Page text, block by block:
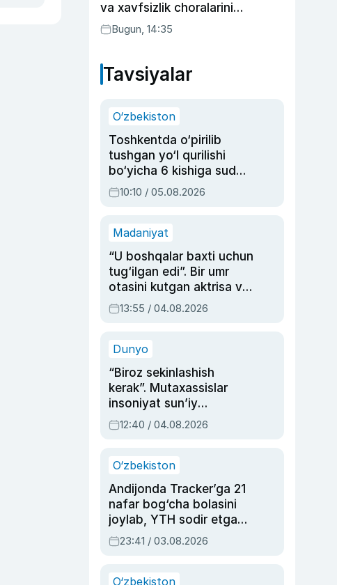
va xavfsizlik choralarini
kuchaytirdi
Bugun, 14:35
Tavsiyalar
O‘zbekiston
Toshkentda o‘pirilib
tushgan yo‘l qurilishi
bo‘yicha 6 kishiga sud
hukmi o‘qildi
10:10 / 05.08.2026
Madaniyat
“U boshqalar baxti uchun
tug‘ilgan edi”. Bir umr
otasini kutgan aktrisa va
dublyaj ustasi Rimma
Ahmedovaning
13:55 / 04.08.2026
Dunyo
“Biroz sekinlashish
kerak”. Mutaxassislar
insoniyat sun’iy
intellektni boshqara
olmay qolishidan xavotir
12:40 / 04.08.2026
O‘zbekiston
Andijonda Tracker’ga 21
nafar bog‘cha bolasini
joylab, YTH sodir etgan
ayolga sud hukmi o‘qildi
23:41 / 03.08.2026
O‘zbekiston